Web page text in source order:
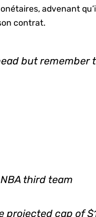
advenant
contrat.
but remember
third team
projected cap of